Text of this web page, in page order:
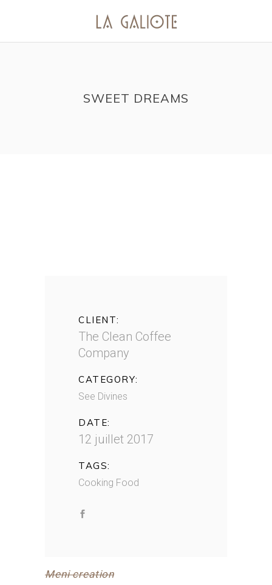
SWEET DREAMS
CLIENT:
The Clean Coffee
Company
CATEGORY:
See Divines
DATE:
12 juillet 2017
TAGS:
Cooking Food
Meni creation